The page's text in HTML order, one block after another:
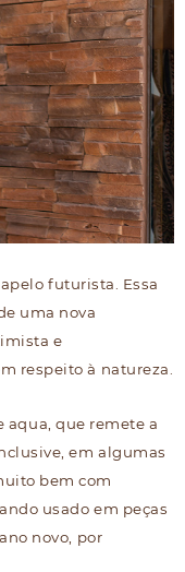
futurista. Essa
uma nova
e
respeito à natureza.
aqua, que remete a
em algumas
bem com
usado em peças
novo, por